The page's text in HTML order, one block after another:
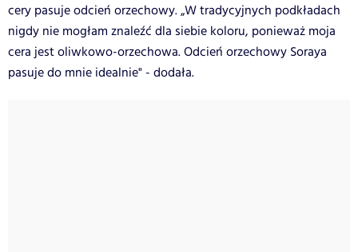
cery pasuje odcień orzechowy. „W tradycyjnych podkładach
nigdy nie mogłam znaleźć dla siebie koloru, ponieważ moja
cera jest oliwkowo-orzechowa. Odcień orzechowy Soraya
pasuje do mnie idealnie" - dodała.